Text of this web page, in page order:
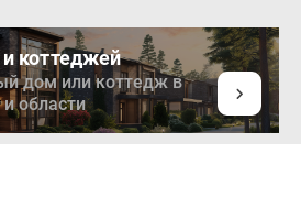
коттеджей
дом или коттедж в
области